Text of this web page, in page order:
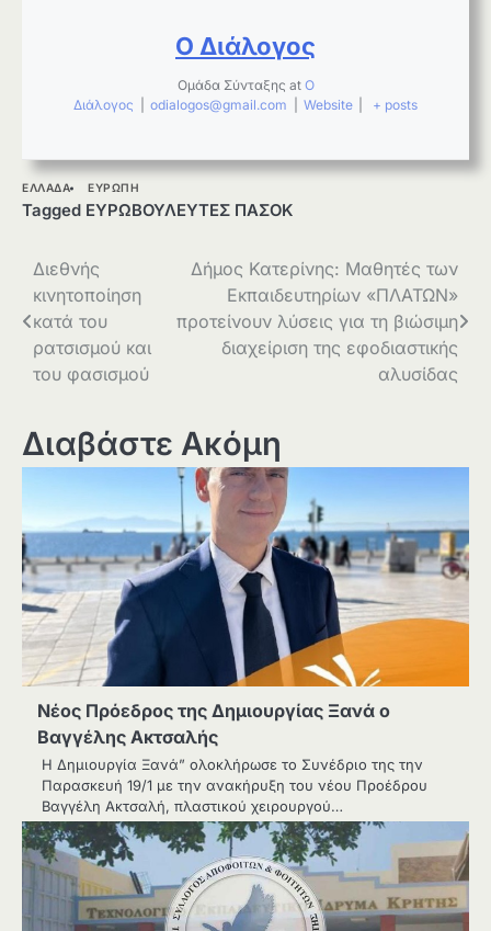
Ο Διάλογος
Ομάδα Σύνταξης at Ο
Διάλογος
odialogos@gmail.com Website + posts
ΕΛΛΑΔΑ ΕΥΡΩΠΗ
Tagged ΕΥΡΩΒΟΥΛΕΥΤΕΣ ΠΑΣΟΚ
Πλοήγηση
άρθρων
Διεθνής
κινητοποίηση
κατά του
ρατσισμού και
του φασισμού
Δήμος Κατερίνης: Μαθητές των
Εκπαιδευτηρίων «ΠΛΑΤΩΝ»
προτείνουν λύσεις για τη βιώσιμη
διαχείριση της εφοδιαστικής
αλυσίδας
Διαβάστε Ακόμη
Νέος Πρόεδρος της Δημιουργίας Ξανά ο
Βαγγέλης Ακτσαλής
Η Δημιουργία Ξανά” ολοκλήρωσε το Συνέδριο της την
Παρασκευή 19/1 με την ανακήρυξη του νέου Προέδρου
Βαγγέλη Ακτσαλή, πλαστικού χειρουργού…